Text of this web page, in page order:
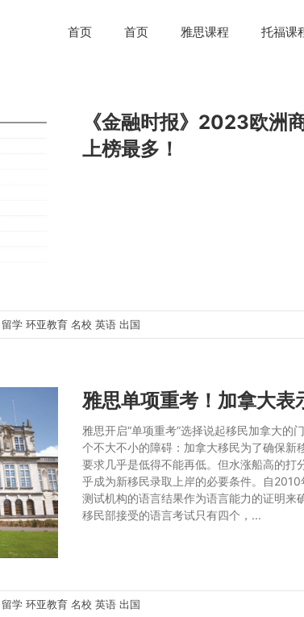
首页 首页 雅思课程 托福课
《金融时报》2023欧洲
上榜最多！
留学环亚教育名校英语出国
雅思单项重考！加拿大表
雅思开启“单项重考”选择说起移民加拿大的
个不大不小的障碍：加拿大移民为了确保新
要求几乎是低得不能再低。但水涨船高的打
乎成为新移民录取上岸的必要条件。自
测试机构的语言结果作为语言能力的证明来
移民部接受的语言考试只有四个，...
留学环亚教育名校英语出国